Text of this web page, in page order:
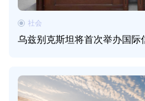
乌兹别克斯坦将首次举办国际
社会